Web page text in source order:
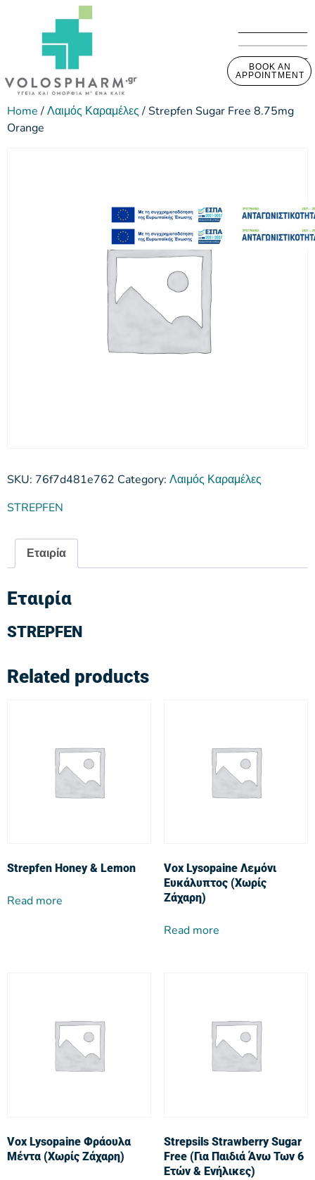
BOOK AN
APPOINTMENT
Home/Λαιμός Καραμέλες/ Strepfen Sugar Free 8.75mg
Orange
SKU: 76f7d481e762 Category: Λαιμός Καραμέλες
STREPFEN
Εταιρία
Εταιρία
STREPFEN
Related products
Strepfen Honey & Lemon
Read more
Vox Lysopaine Λεμόνι
Ευκάλυπτος (Χωρίς
Ζάχαρη)
Read more
Vox Lysopaine Φράουλα
Μέντα (Χωρίς Ζάχαρη)
Strepsils Strawberry Sugar
Free (Για Παιδιά Άνω Των 6
Ετών & Ενήλικες)